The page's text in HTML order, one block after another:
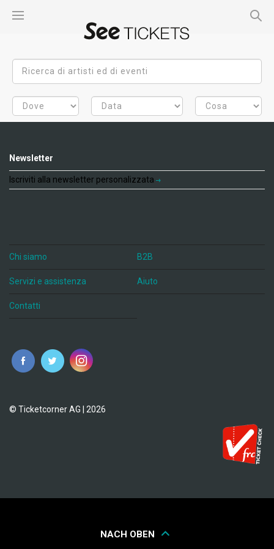
Newsletter
Iscriviti alla newsletter personalizzata
Chi siamo B2B
Servizi e assistenza Aiuto
Contatti
© Ticketcorner AG | 2026
NACH OBEN